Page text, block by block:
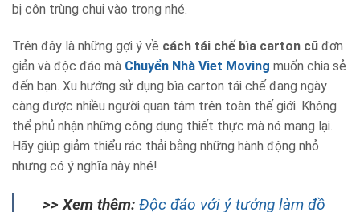
bị côn trùng chui vào trong nhé.
Trên đây là những gợi ý về cách tái chế bìa carton cũ đơn
giản và độc đáo mà Chuyển Nhà Viet Moving muốn chia sẻ
đến bạn. Xu hướng sử dụng bìa carton tái chế đang ngày
càng được nhiều người quan tâm trên toàn thế giới. Không
thể phủ nhận những công dụng thiết thực mà nó mang lại.
Hãy giúp giảm thiểu rác thải bằng những hành động nhỏ
nhưng có ý nghĩa này nhé!
>> Xem thêm: Độc đáo với ý tưởng làm đồ